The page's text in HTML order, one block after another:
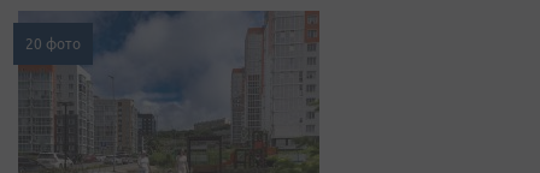
20 фото